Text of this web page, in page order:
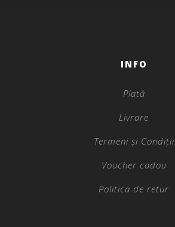
INFO
Plată
Livrare
Termeni și Condiții
Voucher cadou
Politica de retur